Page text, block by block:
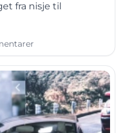
fra nisje til